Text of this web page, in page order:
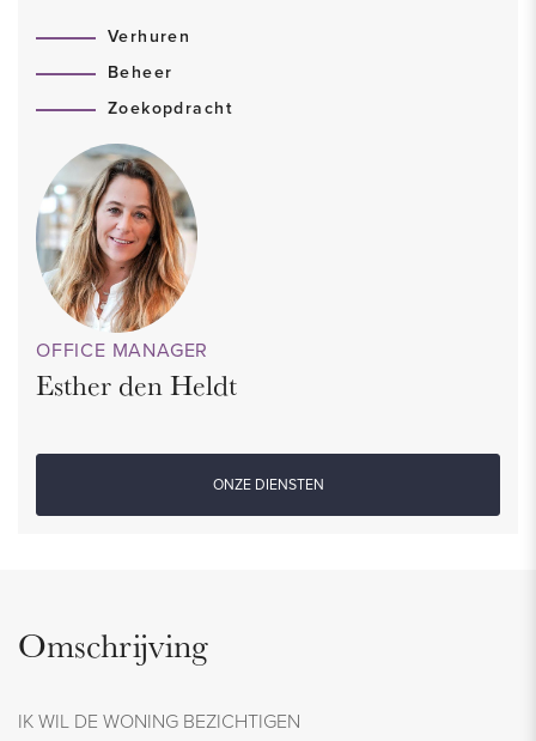
Verhuren
Beheer
Zoekopdracht
OFFICE MANAGER
Esther den Heldt
ONZE DIENSTEN
Omschrijving
IK WIL DE WONING BEZICHTIGEN